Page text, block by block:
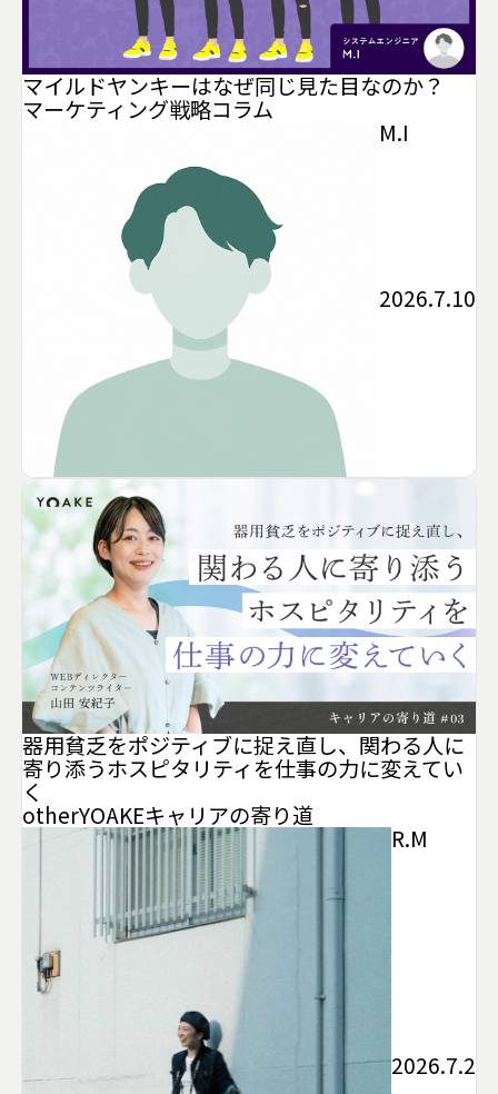
マイルドヤンキーはなぜ同じ見た目なのか？
マーケティング戦略コラム
M.I
2026.7.10
器用貧乏をポジティブに捉え直し、関わる人に
寄り添うホスピタリティを仕事の力に変えてい
く
otherYOAKEキャリアの寄り道
R.M
2026.7.2